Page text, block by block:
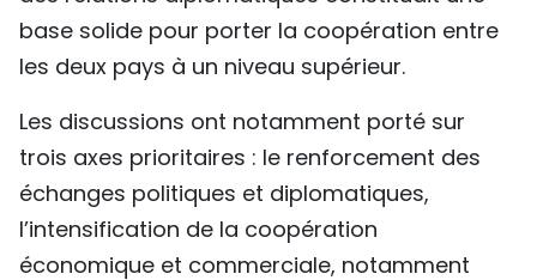
base solide pour porter la coopération entre
les deux pays à un niveau supérieur.
Les discussions ont notamment porté sur
trois axes prioritaires : le renforcement des
échanges politiques et diplomatiques,
l’intensification de la coopération
économique et commerciale, notamment